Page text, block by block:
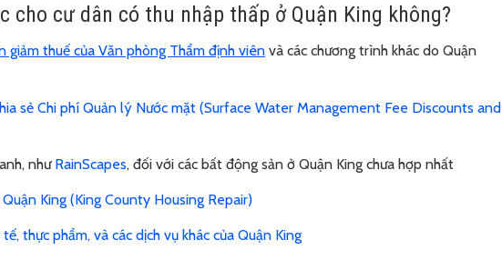
cho cư dân có thu nhập thấp ở Quận King không?
giảm thuế của Văn phòng Thẩm định viên và các chương trình khác do Quận
sẻ Chi phí Quản lý Nước mặt (Surface Water Management Fee Discounts and
nhưRainScapes, đối với các bất động sản ở Quận King chưa hợp nhất
King (King County Housing Repair)
thực phẩm, và các dịch vụ khác của Quận King